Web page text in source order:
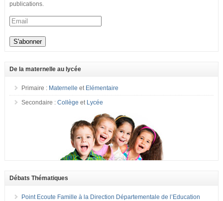
publications.
De la maternelle au lycée
Primaire : Maternelle et Elémentaire
Secondaire : Collège et Lycée
Débats Thématiques
Point Ecoute Famille à la Direction Départementale de l’Education